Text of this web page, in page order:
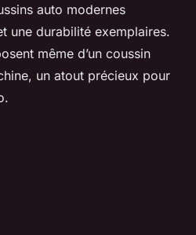
auto modernes
une durabilité exemplaires.
même d’un coussin
un atout précieux pour